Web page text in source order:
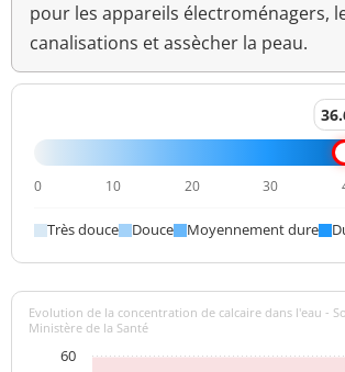
Magnésium 7,5 mg(Mg)/L
Ammonium (en NH4) <0,05 mg/L
anormal
Titre alcalimétrique
pour les appareils électroménagers,
canalisations et assècher la peau.
0 10 20 30
Très douce Douce Moyennement dure
Evolution de la concentration de calcaire dans l'eau -
Ministère de la Santé
60